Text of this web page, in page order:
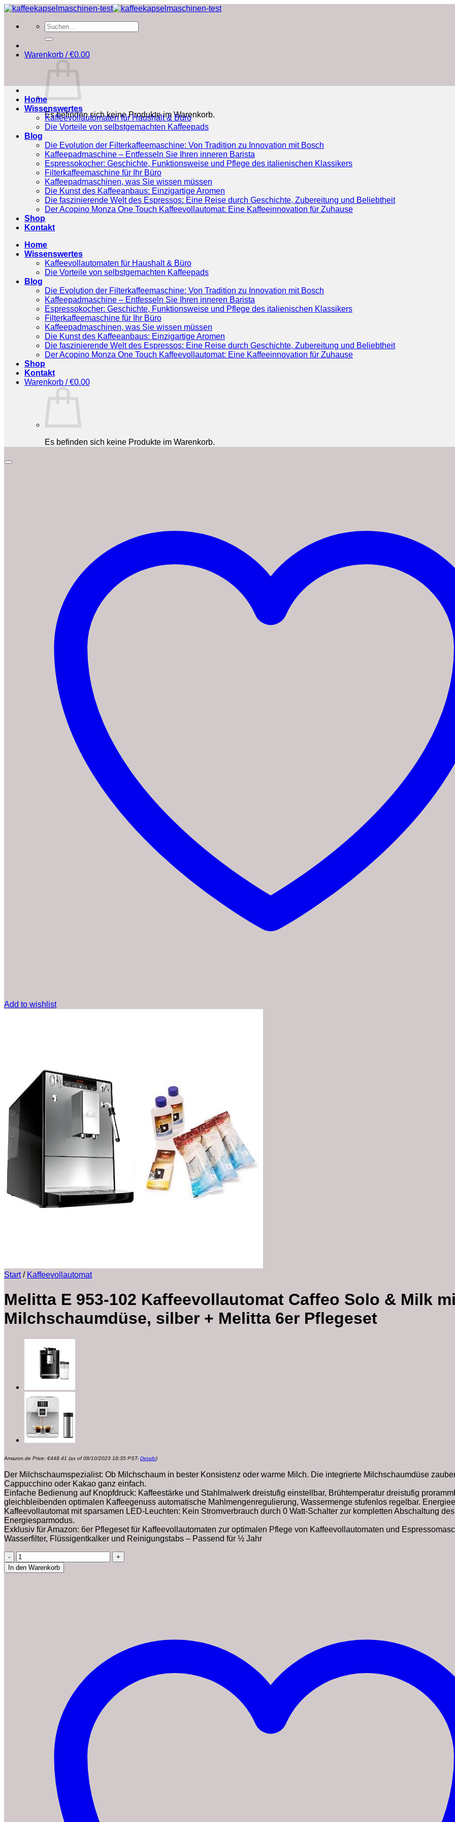
Zum
springen
Suchen
nach:
Warenkorb /€0.00
Es befinden sich keine Produkte im Warenkorb.
Home
Wissenswertes
Kaffeevollautomaten für Haushalt & Büro
Die Vorteile von selbstgemachten Kaffeepads
Blog
Die Evolution der Filterkaffeemaschine: Von Tradition zu Innovation mit Bosch
Kaffeepadmaschine – Entfesseln Sie Ihren inneren Barista
Espressokocher: Geschichte, Funktionsweise und Pflege des italienischen Klassikers
Filterkaffeemaschine für Ihr Büro
Kaffeepadmaschinen, was Sie wissen müssen
Die Kunst des Kaffeeanbaus: Einzigartige Aromen
Die faszinierende Welt des Espressos: Eine Reise durch Geschichte, Zubereitung und Beliebtheit
Der Acopino Monza One Touch Kaffeevollautomat: Eine Kaffeeinnovation für Zuhause
Shop
Kontakt
Home
Wissenswertes
Kaffeevollautomaten für Haushalt & Büro
Die Vorteile von selbstgemachten Kaffeepads
Blog
Die Evolution der Filterkaffeemaschine: Von Tradition zu Innovation mit Bosch
Kaffeepadmaschine – Entfesseln Sie Ihren inneren Barista
Espressokocher: Geschichte, Funktionsweise und Pflege des italienischen Klassikers
Filterkaffeemaschine für Ihr Büro
Kaffeepadmaschinen, was Sie wissen müssen
Die Kunst des Kaffeeanbaus: Einzigartige Aromen
Die faszinierende Welt des Espressos: Eine Reise durch Geschichte, Zubereitung und Beliebtheit
Der Acopino Monza One Touch Kaffeevollautomat: Eine Kaffeeinnovation für Zuhause
Shop
Kontakt
Warenkorb /€0.00
Es befinden sich keine Produkte im Warenkorb.
Add to wishlist
Start / Kaffeevollautomat
Melitta E 953-102 Kaffeevollautomat Caffeo Solo & Milk
Milchschaumdüse, silber + Melitta 6er Pflegeset
Amazon.de Price: €448.41 (as of 08/10/2023 18:35 PST- Details)
Der Milchschaumspezialist: Ob Milchschaum in bester Konsistenz oder warme Milch. Die integrierte Milchschaumdüse
Cappucchino oder Kakao ganz einfach.
Einfache Bedienung auf Knopfdruck: Kaffeestärke und Stahlmalwerk dreistufig einstellbar, Brühtemperatur dreistufig
gleichbleibenden optimalen Kaffeegenuss automatische Mahlmengenregulierung, Wassermenge stufenlos regelbar.
Kaffeevollautomat mit sparsamen LED-Leuchten: Kein Stromverbrauch durch 0 Watt-Schalter zur kompletten Abschaltung
Energiesparmodus.
Exklusiv für Amazon: 6er Pflegeset für Kaffeevollautomaten zur optimalen Pflege von Kaffeevollautomaten und
Wasserfilter, Flüssigentkalker und Reinigungstabs – Passend für ½ Jahr
Melitta
E
953-
In den Warenkorb